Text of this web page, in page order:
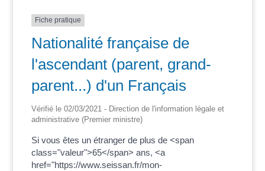
Fiche pratique
Nationalité française de
l'ascendant (parent, grand-
parent...) d'un Français
Vérifié le 02/03/2021 - Direction de l'information légale et
administrative (Premier ministre)
Si vous êtes un étranger de plus de <span
class="valeur">65</span> ans, <a
href="https://www.seissan.fr/mon-